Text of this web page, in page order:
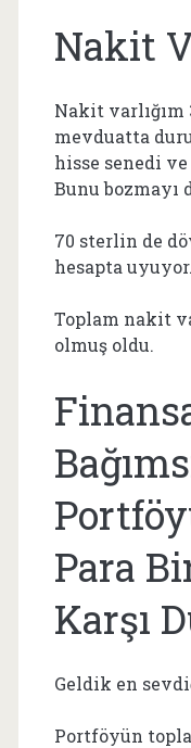
Nakit
Nakit varlığım
mevduatta
hisse senedi
Bunu bozmayı
70 sterlin de
hesapta
Toplam nakit
olmuş oldu.
Para
Karşı
Geldik en
Portföyün